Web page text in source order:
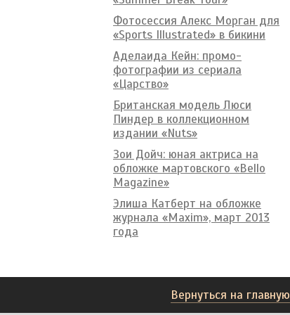
Фотосессия Алекс Морган для
«Sports Illustrated» в бикини
Аделаида Кейн: промо-
фотографии из сериала
«Царство»
Британская модель Люси
Пиндер в коллекционном
издании «Nuts»
Зои Дойч: юная актриса на
обложке мартовского «Bello
Magazine»
Элиша Катберт на обложке
журнала «Maxim», март 2013
года
Вернуться на главную